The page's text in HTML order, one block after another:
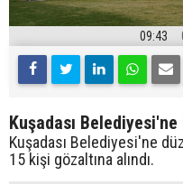
09:43
Kuşadası
Kuşadası Belediyesi'ne
15 kişi gözaltına alındı.